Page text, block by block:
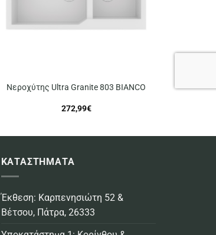
Νεροχύτης Ultra Granite 803 BIANCO
272,99€
ΚΑΤΑΣΤΗΜΑΤΑ
Έκθεση: Καρπενησιώτη 52 &
Βέτσου, Πάτρα, 26333